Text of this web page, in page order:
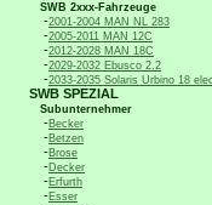
SWB 2xxx-Fahrzeuge
-2001-2004 MAN NL 283
-2005-2011 MAN 12C
-2012-2028 MAN 18C
-2029-2032 Ebusco 2.2
-2033-2035 Solaris Urbino 18
SWB SPEZIAL
Subunternehmer
-Becker
-Betzen
-Brose
-Decker
-Erfurth
-Esser